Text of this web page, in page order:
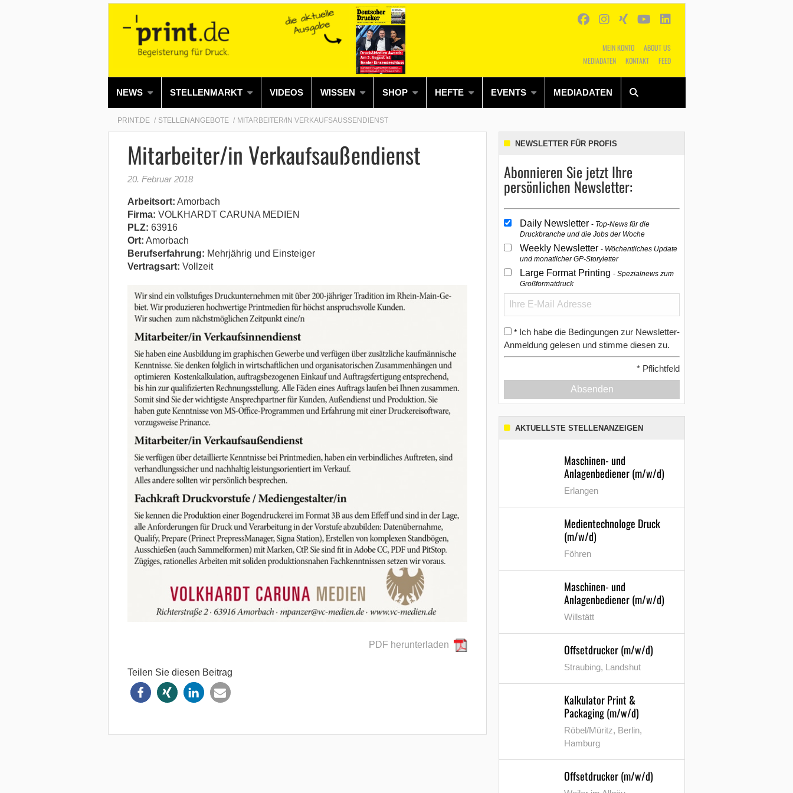
MEIN KONTO
ABOUT US
MEDIADATEN
KONTAKT FEED
NEWS STELLENMARKT VIDEOS WISSEN SHOP HEFTE EVENTS MEDIADATEN
Alles Shop SUCHEN
PRINT.DE STELLENANGEBOTE MITARBEITER/IN VERKAUFSAUSSENDIENST
Mitarbeiter/in Verkaufsaußendienst
20. Februar 2018
Arbeitsort: Amorbach
Firma: VOLKHARDT CARUNA MEDIEN
PLZ: 63916
Ort: Amorbach
Berufserfahrung: Mehrjährig und Einsteiger
Vertragsart: Vollzeit
PDF herunterladen
Teilen Sie diesen Beitrag
NEWSLETTER FÜR PROFIS
Abonnieren Sie jetzt Ihre
persönlichen Newsletter:
Daily Newsletter Top-News für die
Druckbranche und die Jobs der Woche
Weekly Newsletter Wöchentliches Update
und monatlicher GP-Storyletter
Large Format Printing Spezialnews zum
Großformatdruck
* Ich habe die Bedingungen zur Newsletter-
Anmeldung gelesen und stimme diesen zu.
* Pflichtfeld
Absenden
AKTUELLSTE STELLENANZEIGEN
Maschinen- und
Anlagenbediener (m/w/d)
Erlangen
Medientechnologe Druck
(m/w/d)
Föhren
Maschinen- und
Anlagenbediener (m/w/d)
Willstätt
Offsetdrucker (m/w/d)
Straubing, Landshut
Kalkulator Print &
Packaging (m/w/d)
Röbel/Müritz, Berlin,
Hamburg
Offsetdrucker (m/w/d)